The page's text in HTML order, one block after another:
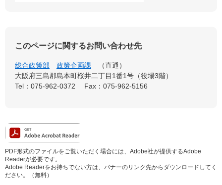
このページに関するお問い合わせ先
総合政策部 政策企画課
直通
大阪府三島郡島本町桜井二丁目1番1号（役場3階）
Tel：075-962-0372
Fax：075-962-5156
PDF形式のファイルをご覧いただく場合には、Adobe社が提供するAdobe
Readerが必要です。
Adobe Readerをお持ちでない方は、バナーのリンク先からダウンロードしてく
ださい。（無料）